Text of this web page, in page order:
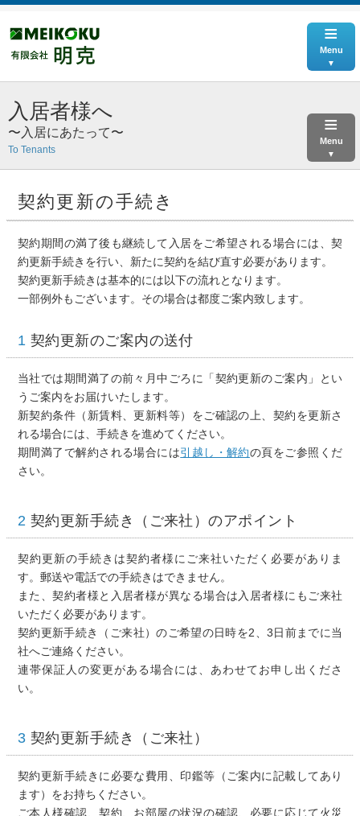
≡
Menu
入居者様へ
〜入居にあたって〜
To Tenants
≡
Menu
契約更新の手続き
契約期間の満了後も継続して入居をご希望される場合には、契
約更新手続きを行い、新たに契約を結び直す必要があります。
契約更新手続きは基本的には以下の流れとなります。
一部例外もございます。その場合は都度ご案内致します。
1 契約更新のご案内の送付
当社では期間満了の前々月中ごろに「契約更新のご案内」とい
うご案内をお届けいたします。
新契約条件（新賃料、更新料等）をご確認の上、契約を更新さ
れる場合には、手続きを進めてください。
期間満了で解約される場合には引越し・解約の頁をご参照くだ
さい。
2 契約更新手続き（ご来社）のアポイント
契約更新の手続きは契約者様にご来社いただく必要がありま
す。郵送や電話での手続きはできません。
また、契約者様と入居者様が異なる場合は入居者様にもご来社
いただく必要があります。
契約更新手続き（ご来社）のご希望の日時を2、3日前までに当
社へご連絡ください。
連帯保証人の変更がある場合には、あわせてお申し出くださ
い。
3 契約更新手続き（ご来社）
契約更新手続きに必要な費用、印鑑等（ご案内に記載してあり
ます）をお持ちください。
ご本人様確認、契約、お部屋の状況の確認、必要に応じて火災